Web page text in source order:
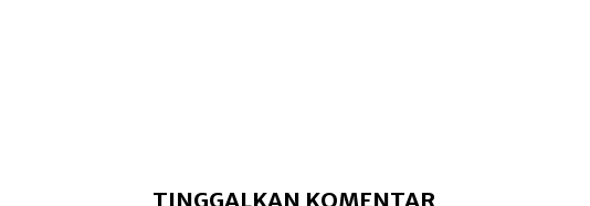
TINGGALKAN KOMENTAR